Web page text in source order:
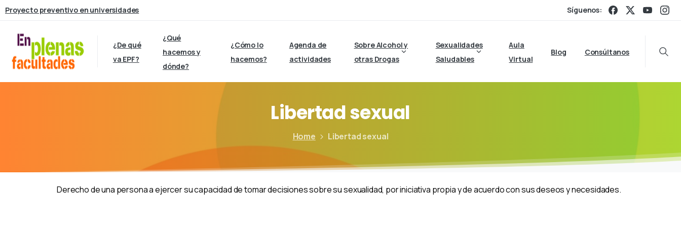
Proyecto preventivo en universidades Síguenos:
¿De qué
va EPF?
¿Qué
hacemos y
dónde?
¿Cómo lo
hacemos?
Agenda de
actividades
Sobre Alcohol y
otras Drogas
Sexualidades
Saludables
Aula
Virtual
Blog Consúltanos
Libertadsexual
Home Libertad sexual
Derecho de una persona a ejercer su capacidad de tomar decisiones sobre su sexualidad, por iniciativa propia y de acuerdo con sus deseos y necesidades.